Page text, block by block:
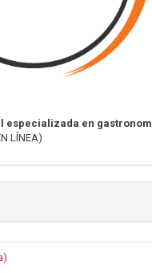
especializada en
LÍNEA)